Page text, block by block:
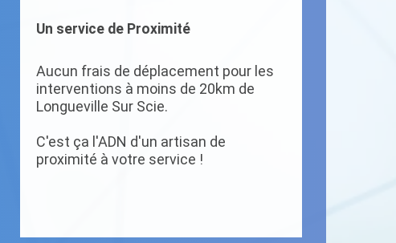
Un service de Proximité
Aucun frais de déplacement pour les
interventions à moins de 20km de
Longueville Sur Scie.
C'est ça l'ADN d'un artisan de
proximité à votre service !